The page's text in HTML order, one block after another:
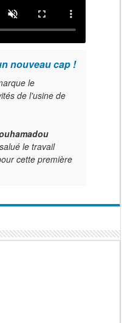
nouveau cap !
le
de l'usine de
le travail
cette première